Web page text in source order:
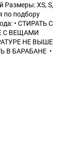
Размеры: XS, S,
по подбору
• СТИРАТЬ C
С ВЕЩАМИ
НЕ ВЫШЕ
В БАРАБАНЕ •